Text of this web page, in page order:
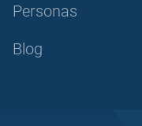
Personas
Blog